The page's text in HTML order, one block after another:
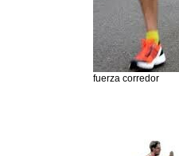
fuerza corredor